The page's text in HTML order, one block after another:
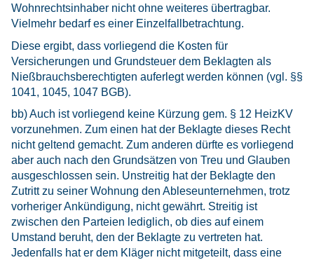
Wohnrechtsinhaber nicht ohne weiteres übertragbar.
Vielmehr bedarf es einer Einzelfallbetrachtung.
Diese ergibt, dass vorliegend die Kosten für
Versicherungen und Grundsteuer dem Beklagten als
Nießbrauchsberechtigten auferlegt werden können (vgl. §§
1041, 1045, 1047 BGB).
bb) Auch ist vorliegend keine Kürzung gem. § 12 HeizKV
vorzunehmen. Zum einen hat der Beklagte dieses Recht
nicht geltend gemacht. Zum anderen dürfte es vorliegend
aber auch nach den Grundsätzen von Treu und Glauben
ausgeschlossen sein. Unstreitig hat der Beklagte den
Zutritt zu seiner Wohnung den Ableseunternehmen, trotz
vorheriger Ankündigung, nicht gewährt. Streitig ist
zwischen den Parteien lediglich, ob dies auf einem
Umstand beruht, den der Beklagte zu vertreten hat.
Jedenfalls hat er dem Kläger nicht mitgeteilt, dass eine